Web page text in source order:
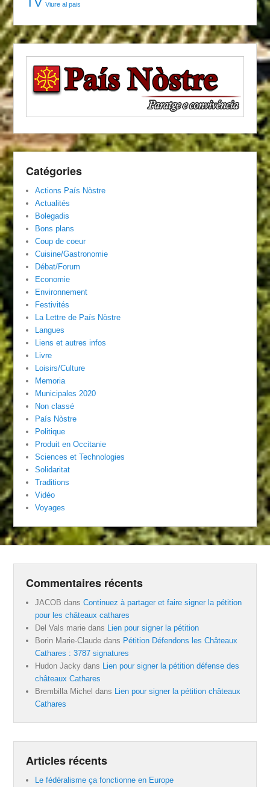
Viure al pais
Catégories
Actions País Nòstre
Actualités
Bolegadis
Bons plans
Coup de coeur
Cuisine/Gastronomie
Débat/Forum
Economie
Environnement
Festivités
La Lettre de País Nòstre
Langues
Liens et autres infos
Livre
Loisirs/Culture
Memoria
Municipales 2020
Non classé
País Nòstre
Politique
Produit en Occitanie
Sciences et Technologies
Solidaritat
Traditions
Vidéo
Voyages
Commentaires récents
JACOB dansContinuez à partager et faire signer la pétition
pour les châteaux cathares
Del Vals marie dans
Lien pour signer la pétition
Borin Marie-Claude dans Pétition Défendons les Châteaux
Cathares : 3787 signatures
Hudon Jacky dans
Lien pour signer la pétition défense des
châteaux Cathares
Brembilla Michel dans
Lien pour signer la pétition châteaux
Cathares
Articles récents
Le fédéralisme ça fonctionne en Europe